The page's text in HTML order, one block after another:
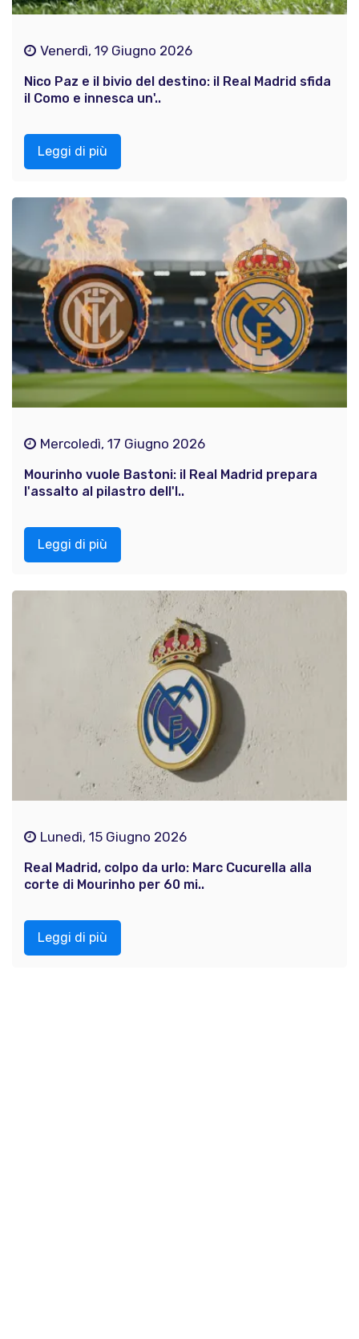
Venerdì, 19 Giugno 2026
Nico Paz e il bivio del destino: il Real Madrid sfida
il Como e innesca un'..
Leggi di più
Mercoledì, 17 Giugno 2026
Mourinho vuole Bastoni: il Real Madrid prepara
l'assalto al pilastro dell'I..
Leggi di più
Lunedì, 15 Giugno 2026
Real Madrid, colpo da urlo: Marc Cucurella alla
corte di Mourinho per 60 mi..
Leggi di più